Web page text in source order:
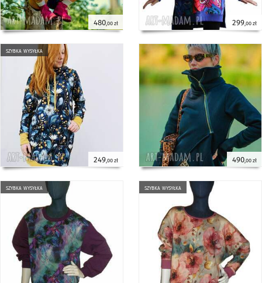
480,00 zł 299,00 zł
szybka wysyłka
249,00 zł 490,00 zł
szybka wysyłka szybka wysyłka